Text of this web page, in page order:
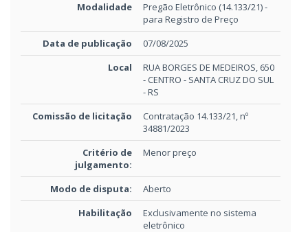
Modalidade
Pregão Eletrônico (14.133/21) -
para Registro de Preço
Data de publicação
07/08/2025
Local
RUA BORGES DE MEDEIROS, 650
- CENTRO - SANTA CRUZ DO SUL
- RS
Comissão de licitação
Contratação 14.133/21, nº
34881/2023
Critério de
julgamento:
Menor preço
Modo de disputa:
Aberto
Habilitação
Exclusivamente no sistema
eletrônico